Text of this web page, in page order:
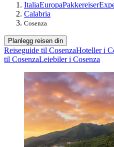
ItaliaEuropaPakkereiser
Calabria
Cosenza
Planlegg reisen din
Reiseguide til CosenzaHoteller i
til CosenzaLeiebiler i Cosenza